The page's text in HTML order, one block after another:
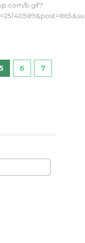
b.gif?
6 7